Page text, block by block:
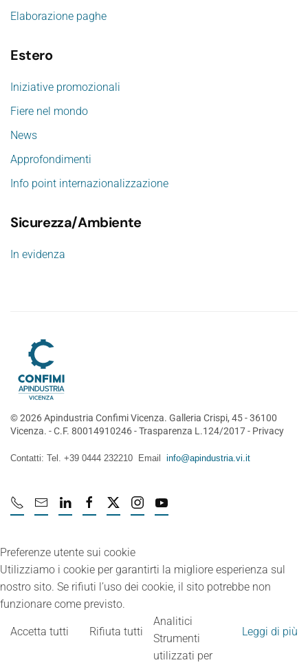
Elaborazione paghe
Estero
Iniziative promozionali
Fiere nel mondo
News
Approfondimenti
Info point internazionalizzazione
Sicurezza/Ambiente
In evidenza
©2026Apindustria Confimi Vicenza. Galleria Crispi, 45 - 36100
Vicenza. - C.F. 80014910246 -Trasparenza L.124/2017- Privacy
Contatti: Tel. +39 0444 232210 Email info@apindustria.vi.it
Preferenze utente sui cookie
Utilizziamo i cookie per garantirti la migliore esperienza sul
nostro sito. Se rifiuti l’uso dei cookie, il sito potrebbe non
funzionare come previsto.
Accetta tutti Rifiuta tutti Leggi di più
Analitici
Strumenti
utilizzati per